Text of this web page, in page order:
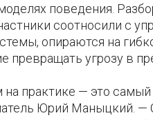
поведения.
соотносили с
опираются на
превращать угрозу в
практике — это
Юрий Маныцкий.